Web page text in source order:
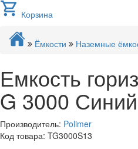
Корзина
Ёмкости Наземные
Емкость
G 3000 Синий
Производитель: Polimer
Код товара: TG3000S13